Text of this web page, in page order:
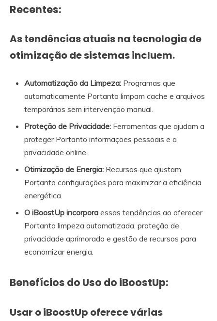
Recentes:
As tendências atuais na tecnologia de
otimização de sistemas incluem.
Automatização da Limpeza: Programas que
automaticamente Portanto limpam cache e arquivos
temporários sem intervenção manual.
Proteção de Privacidade: Ferramentas que ajudam a
proteger Portanto informações pessoais e a
privacidade online.
Otimização de Energia: Recursos que ajustam
Portanto configurações para maximizar a eficiência
energética.
O iBoostUp incorpora essas tendências ao oferecer
Portanto limpeza automatizada, proteção de
privacidade aprimorada e gestão de recursos para
economizar energia.
Benefícios do Uso do iBoostUp:
Usar o iBoostUp oferece várias